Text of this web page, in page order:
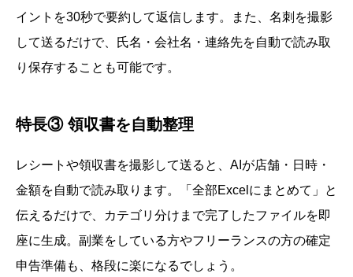
イントを30秒で要約して返信します。また、名刺を撮影
して送るだけで、氏名・会社名・連絡先を自動で読み取
り保存することも可能です。
特長③ 領収書を自動整理
レシートや領収書を撮影して送ると、AIが店舗・日時・
金額を自動で読み取ります。「全部Excelにまとめて」と
伝えるだけで、カテゴリ分けまで完了したファイルを即
座に生成。副業をしている方やフリーランスの方の確定
申告準備も、格段に楽になるでしょう。